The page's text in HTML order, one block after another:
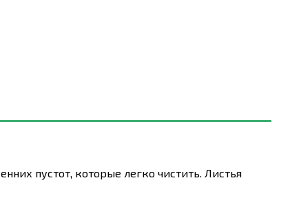
пустот, которые легко чистить. Листья